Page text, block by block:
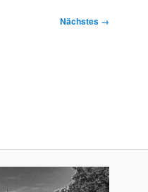
Nächstes →